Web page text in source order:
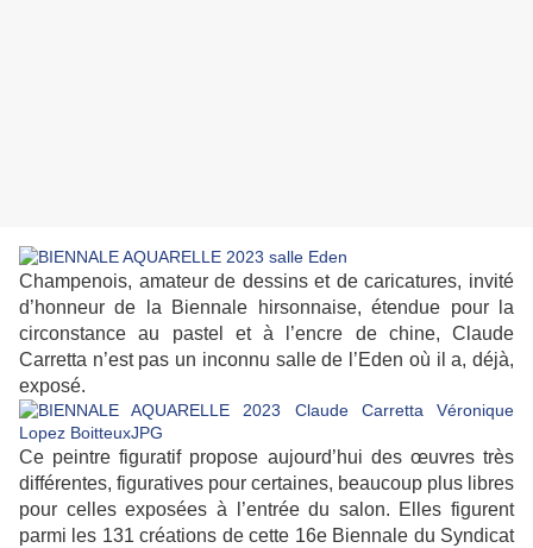
Champenois, amateur de dessins et de caricatures, invité
d’honneur de la Biennale hirsonnaise, étendue pour la
circonstance au pastel et à l’encre de chine, Claude
Carretta n’est pas un inconnu salle de l’Eden où il a, déjà,
exposé.
Ce peintre figuratif propose aujourd’hui des œuvres très
différentes, figuratives pour certaines, beaucoup plus libres
pour celles exposées à l’entrée du salon. Elles figurent
parmi les 131 créations de cette 16e Biennale du Syndicat